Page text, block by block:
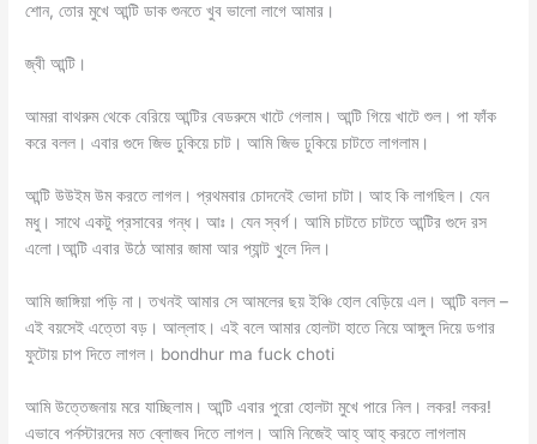
শোন, তোর মুখে আন্টি ডাক শুনতে খুব ভালো লাগে আমার।
জ্বী আন্টি।
আমরা বাথরুম থেকে বেরিয়ে আন্টির বেডরুমে খাটে গেলাম। আন্টি গিয়ে খাটে শুল। পা ফাঁক
করে বলল। এবার গুদে জিভ ঢুকিয়ে চাট। আমি জিভ ঢুকিয়ে চাটতে লাগলাম।
আন্টি উউইম উম করতে লাগল। প্রথমবার চোদনেই ভোদা চাটা। আহ কি লাগছিল। যেন
মধু। সাথে একটু প্রসাবের গন্ধ। আঃ। যেন স্বর্গ। আমি চাটতে চাটতে আন্টির গুদে রস
এলো।আন্টি এবার উঠে আমার জামা আর প্যান্ট খুলে দিল।
আমি জাঙ্গিয়া পড়ি না। তখনই আমার সে আমলের ছয় ইঞ্চি হোল বেড়িয়ে এল। আন্টি বলল –
এই বয়সেই এত্তো বড়। আল্লাহ। এই বলে আমার হোলটা হাতে নিয়ে আঙ্গুল দিয়ে ডগার
ফুটোয় চাপ দিতে লাগল। bondhur ma fuck choti
আমি উত্তেজনায় মরে যাচ্ছিলাম। আন্টি এবার পুরো হোলটা মুখে পারে নিল। লকর! লকর!
এভাবে পর্নস্টারদের মত ব্লোজব দিতে লাগল। আমি নিজেই আহ্ আহ্ করতে লাগলাম